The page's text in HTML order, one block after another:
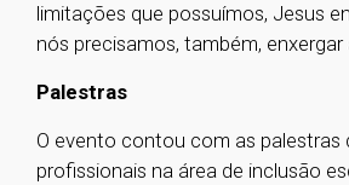
limitações que possuímos, Jesus
nós precisamos, também, enxergar
Palestras
O evento contou com as palestras
profissionais na área de inclusão